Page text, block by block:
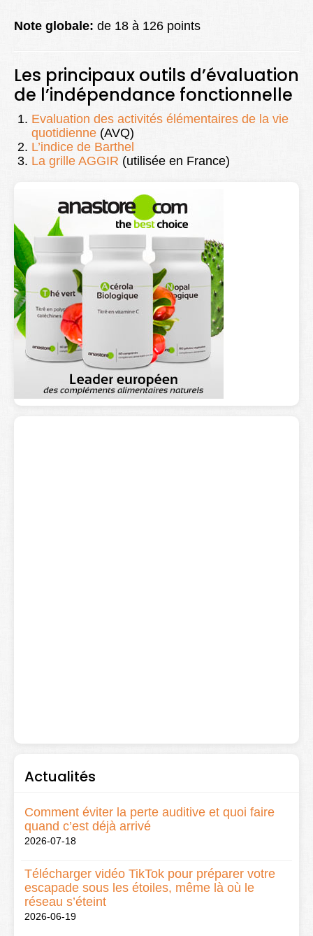
Note globale: de 18 à 126 points
Les principaux outils d’évaluation
de l’indépendance fonctionnelle
Evaluation des activités élémentaires de la vie
quotidienne (AVQ)
L’indice de Barthel
La grille AGGIR (utilisée en France)
Actualités
Comment éviter la perte auditive et quoi faire
quand c’est déjà arrivé
2026-07-18
Télécharger vidéo TikTok pour préparer votre
escapade sous les étoiles, même là où le
réseau s’éteint
2026-06-19